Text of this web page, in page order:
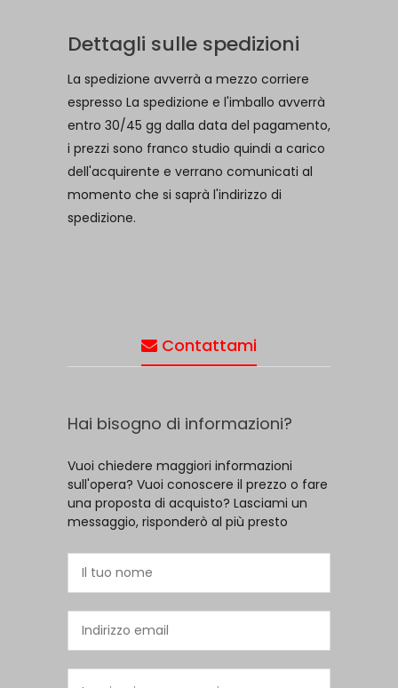
Dettagli sulle spedizioni
La spedizione avverrà a mezzo corriere
espresso La spedizione e l'imballo avverrà
entro 30/45 gg dalla data del pagamento,
i prezzi sono franco studio quindi a carico
dell'acquirente e verrano comunicati al
momento che si saprà l'indirizzo di
spedizione.
Contattami
Hai bisogno di informazioni?
Vuoi chiedere maggiori informazioni
sull'opera? Vuoi conoscere il prezzo o fare
una proposta di acquisto? Lasciami un
messaggio, risponderò al più presto